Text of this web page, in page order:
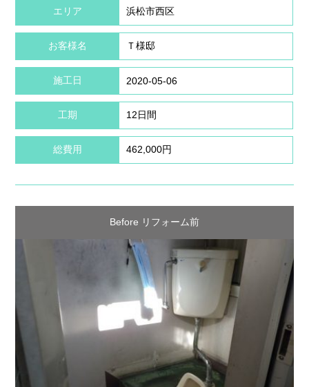
エリア 浜松市西区
お客様名 Ｔ様邸
施工日 2020-05-06
工期 12日間
総費用 462,000円
Before リフォーム前